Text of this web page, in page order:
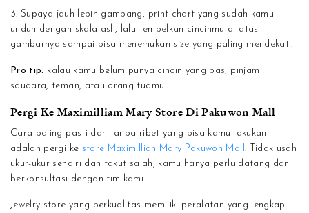
3. Supaya jauh lebih gampang, print chart yang sudah kamu
unduh dengan skala asli, lalu tempelkan cincinmu di atas
gambarnya sampai bisa menemukan size yang paling mendekati.
Pro tip: kalau kamu belum punya cincin yang pas, pinjam
saudara, teman, atau orang tuamu.
Pergi Ke Maximilliam Mary Store Di Pakuwon Mall
Cara paling pasti dan tanpa ribet yang bisa kamu lakukan
adalah pergi ke store Maximillian Mary Pakuwon Mall . Tidak usah
ukur-ukur sendiri dan takut salah, kamu hanya perlu datang dan
berkonsultasi dengan tim kami.
Jewelry store yang berkualitas memiliki peralatan yang lengkap